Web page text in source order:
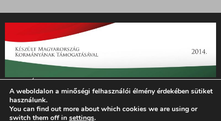
„Az Új Ember katolikus hetilap 2014. évi működésének
támogatását az EGYH-KCP-14-P-0121 sz. támogatási
szerződés keretében 3 000 000 Ft összegben támogatta az
Emberi Erőforrások Minisztériuma.”
A weboldalon a minőségi felhasználói élmény érdekében sütiket
használunk.
You can find out more about which cookies we are using or
switch them off in settings.